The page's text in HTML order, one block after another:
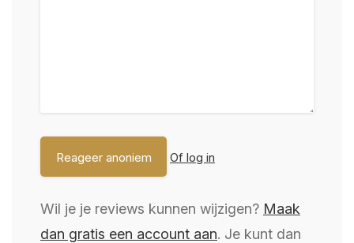
Of log in
Wil je je reviews kunnen wijzigen? Maak
dan gratis een account aan. Je kunt dan